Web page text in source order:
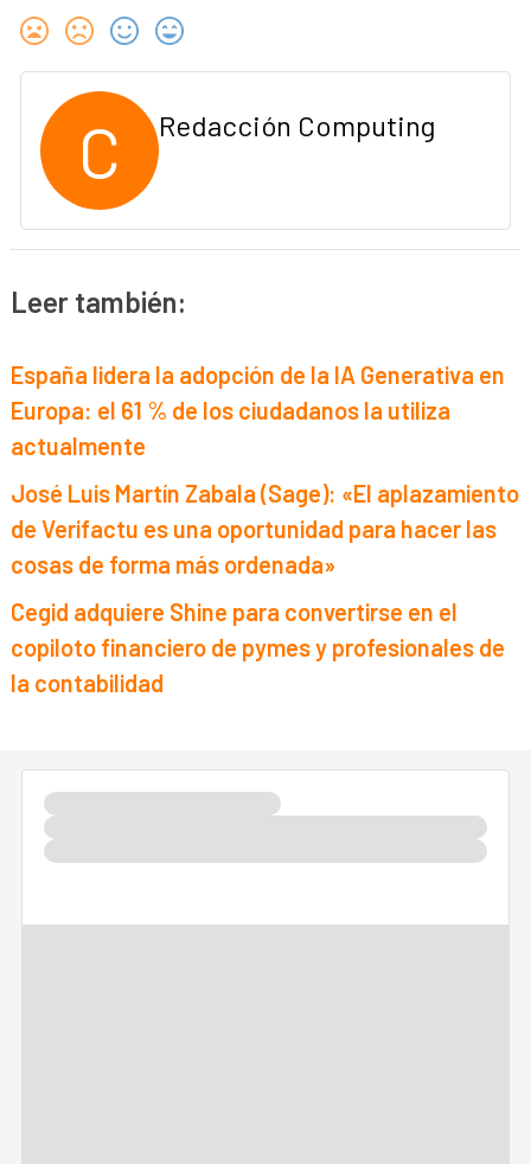
C Redacción Computing
Leer también:
España lidera la adopción de la IA Generativa en
Europa: el 61 % de los ciudadanos la utiliza
actualmente
José Luis Martín Zabala (Sage): «El aplazamiento
de Verifactu es una oportunidad para hacer las
cosas de forma más ordenada»
Cegid adquiere Shine para convertirse en el
copiloto financiero de pymes y profesionales de
la contabilidad